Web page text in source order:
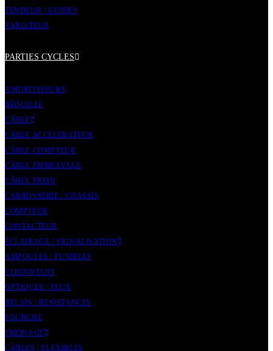
TENDEUR / GUIDES
VARIATEUR
PARTIES CYCLES
AMORTISSEURS
BÉQUILLE
CÂBLE
CÂBLE ACCELERATEUR
CÂBLE COMPTEUR
CÂBLE EMBRAYAGE
CÂBLE FREIN
CARROSSERIE / CHASSIS
COMPTEUR
CONTACTEUR
ÉCLAIRAGE / SIGNALISATION
AMPOULES / FUSIBLES
CLIGNOTANT
OPTIQUES / FEUX
RELAIS / RESISTANCES
FOURCHE
FREINAGE
CÂBLES / FLEXIBLES